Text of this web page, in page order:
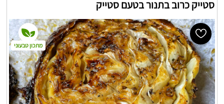
סטייק כרוב בתנור בטעם סטייק
מתכון טבעוני